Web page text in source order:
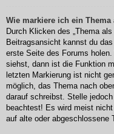
Wie markiere ich ein Thema
Durch Klicken des „Thema
Beitragsansicht kannst du
erste Seite des Forums
siehst, dann ist die Funktion
letzten Markierung ist nicht
möglich, das Thema nach
darauf schreibst. Stelle
beachtest! Es wird meist
auf alte oder abgeschlossene